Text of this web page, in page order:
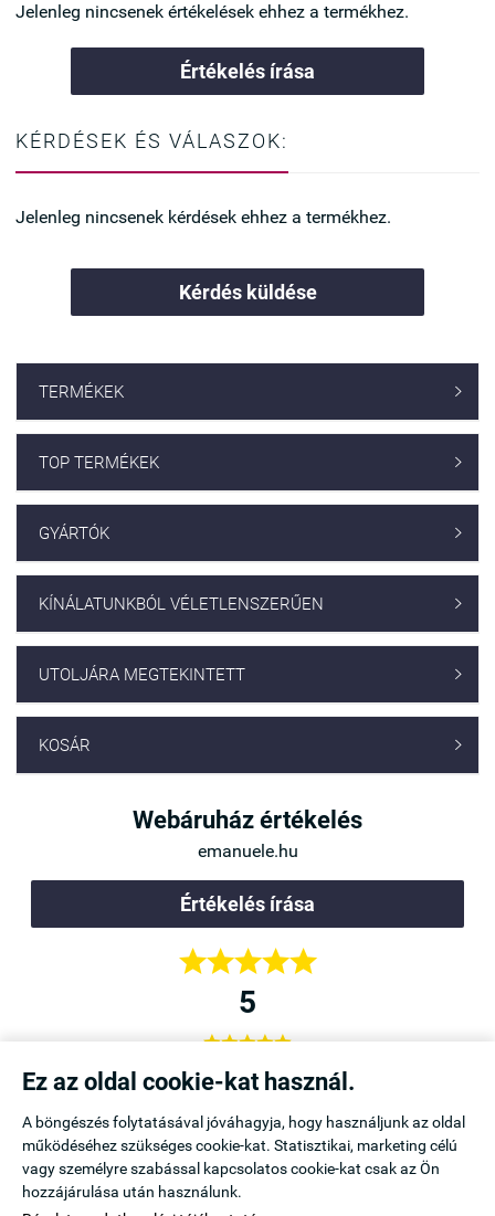
Ez az oldal cookie-kat használ.
A böngészés folytatásával jóváhagyja, hogy használjunk az oldal
működéséhez szükséges cookie-kat. Statisztikai, marketing célú
vagy személyre szabással kapcsolatos cookie-kat csak az Ön
hozzájárulása után használunk.
Jelenleg nincsenek értékelések ehhez a termékhez.
Értékelés írása
KÉRDÉSEK ÉS VÁLASZOK:
Jelenleg nincsenek kérdések ehhez a termékhez.
Kérdés küldése
TERMÉKEK 
TOP TERMÉKEK 
GYÁRTÓK 
KÍNÁLATUNKBÓL VÉLETLENSZERŰEN 
UTOLJÁRA MEGTEKINTETT 
KOSÁR 
Webáruház értékelés
emanuele.hu
Értékelés írása

5

Örülök, hogy rátaláltam az Emanuele Webáruházra,
innen vásárolok.
Icu